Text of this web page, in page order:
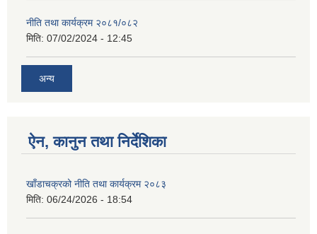
नीति तथा कार्यक्रम २०८१/०८२
मिति: 07/02/2024 - 12:45
अन्य
ऐन, कानुन तथा निर्देशिका
खाँडाचक्रको नीति तथा कार्यक्रम २०८३
मिति: 06/24/2026 - 18:54